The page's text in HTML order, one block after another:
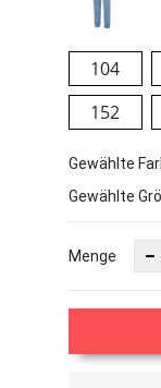
104
152
Gewählte
Gewählte
Menge